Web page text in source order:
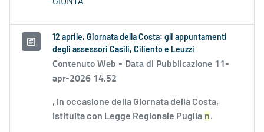
12 aprile, Giornata della Costa: gli appuntamenti
degli assessori Casili, Ciliento e Leuzzi
Contenuto Web - Data di Pubblicazione 11-
apr-2026 14.52
, in occasione della Giornata della Costa,
istituita con Legge Regionale Puglia n.